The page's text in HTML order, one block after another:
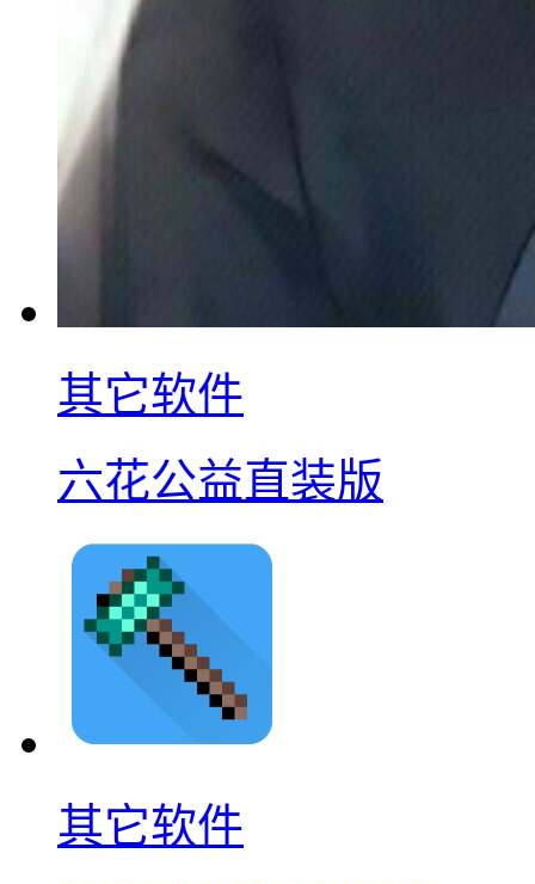
其它软件
六花公益直装版
其它软件